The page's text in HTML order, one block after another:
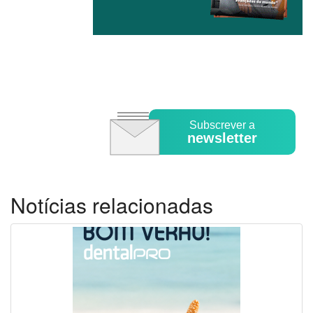
Subscrever a
newsletter
Notícias relacionadas